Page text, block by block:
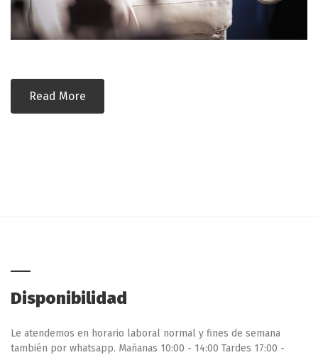
Read More
Disponibilidad
Le atendemos en horario laboral normal y fines de semana
también por whatsapp. Mañanas 10:00 - 14:00 Tardes 17:00 -